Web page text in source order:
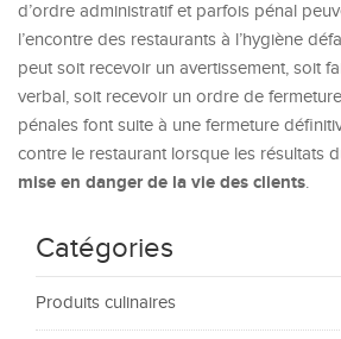
d’ordre administratif et parfois pénal
l’encontre des restaurants à l’hygiène
peut soit recevoir un avertissement, soit
verbal, soit recevoir un ordre de
pénales font suite à une fermeture
contre le restaurant lorsque les résultats
mise en danger de la vie des clients.
Catégories
Produits culinaires